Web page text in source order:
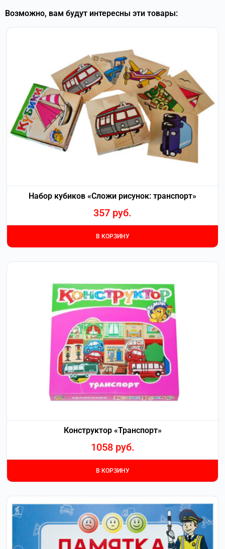
Возможно, вам будут интересны эти товары:
Набор кубиков «Сложи рисунок: транспорт»
357 руб.
В КОРЗИНУ
Конструктор «Транспорт»
1058 руб.
В КОРЗИНУ